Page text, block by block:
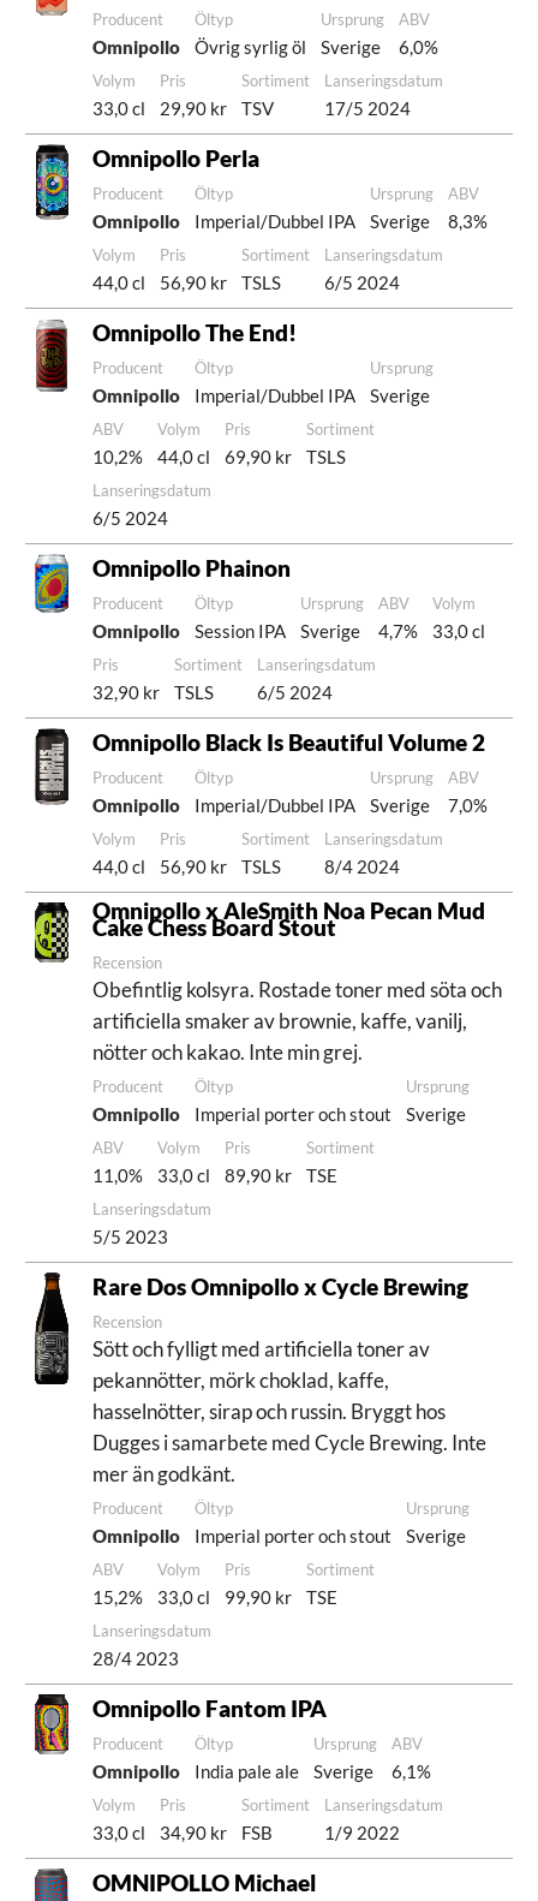
Producent
Omnipollo
Öltyp
Övrig syrlig öl
Ursprung
Sverige
ABV
6,0%
Volym
33,0 cl
Pris
29,90 kr
Sortiment
TSV
Lanseringsdatum
17/5 2024
Omnipollo Perla
Producent
Omnipollo
Öltyp
Imperial/Dubbel IPA
Ursprung
Sverige
ABV
8,3%
Volym
44,0 cl
Pris
56,90 kr
Sortiment
TSLS
Lanseringsdatum
6/5 2024
Omnipollo The End!
Producent
Omnipollo
Öltyp
Imperial/Dubbel IPA
Ursprung
Sverige
ABV
10,2%
Volym
44,0 cl
Pris
69,90 kr
Sortiment
TSLS
Lanseringsdatum
6/5 2024
Omnipollo Phainon
Producent
Omnipollo
Öltyp
Session IPA
Ursprung
Sverige
ABV
4,7%
Volym
33,0 cl
Pris
32,90 kr
Sortiment
TSLS
Lanseringsdatum
6/5 2024
Omnipollo Black Is Beautiful Volume 2
Producent
Omnipollo
Öltyp
Imperial/Dubbel IPA
Ursprung
Sverige
ABV
7,0%
Volym
44,0 cl
Pris
56,90 kr
Sortiment
TSLS
Lanseringsdatum
8/4 2024
Omnipollo x AleSmith Noa Pecan Mud
Cake Chess Board Stout
Recension
Obefintlig kolsyra. Rostade toner med söta och
artificiella smaker av brownie, kaffe, vanilj,
nötter och kakao. Inte min grej.
Producent
Omnipollo
Öltyp
Imperial porter och stout
Ursprung
Sverige
ABV
11,0%
Volym
33,0 cl
Pris
89,90 kr
Sortiment
TSE
Lanseringsdatum
5/5 2023
Rare Dos Omnipollo x Cycle Brewing
Recension
Sött och fylligt med artificiella toner av
pekannötter, mörk choklad, kaffe,
hasselnötter, sirap och russin. Bryggt hos
Dugges i samarbete med Cycle Brewing. Inte
mer än godkänt.
Producent
Omnipollo
Öltyp
Imperial porter och stout
Ursprung
Sverige
ABV
15,2%
Volym
33,0 cl
Pris
99,90 kr
Sortiment
TSE
Lanseringsdatum
28/4 2023
Omnipollo Fantom IPA
Producent
Omnipollo
Öltyp
India pale ale
Ursprung
Sverige
ABV
6,1%
Volym
33,0 cl
Pris
34,90 kr
Sortiment
FSB
Lanseringsdatum
1/9 2022
OMNIPOLLO Michael